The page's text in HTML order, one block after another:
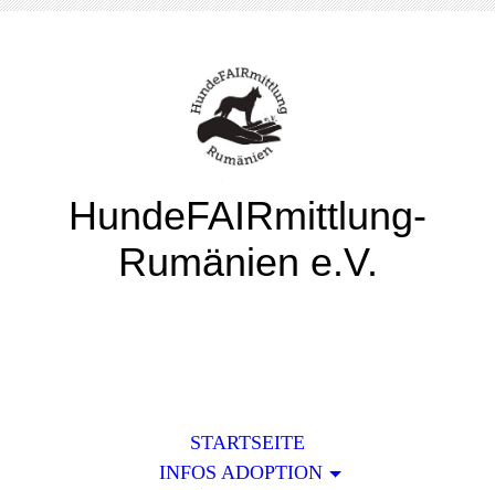
HundeFAIRmittlung-
Rumänien e.V.
STARTSEITE
INFOS ADOPTION